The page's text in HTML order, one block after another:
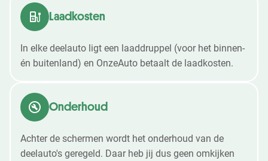
Laadkosten
In elke deelauto ligt een laaddruppel (voor het binnen-
én buitenland) en OnzeAuto betaalt de laadkosten.
Onderhoud
Achter de schermen wordt het onderhoud van de
deelauto's geregeld. Daar heb jij dus geen omkijken